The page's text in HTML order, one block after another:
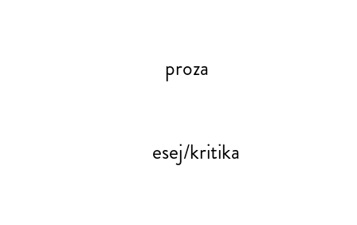
proza
esej/kritika